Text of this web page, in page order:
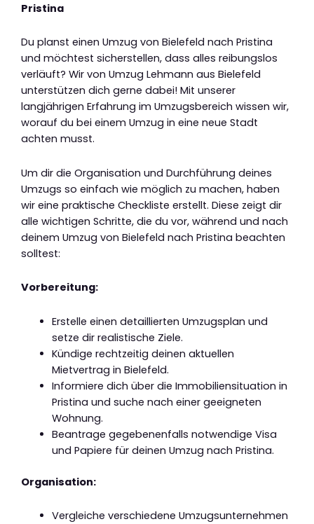
Pristina
Du planst einen Umzug von Bielefeld nach Pristina
und möchtest sicherstellen, dass alles reibungslos
verläuft? Wir von Umzug Lehmann aus Bielefeld
unterstützen dich gerne dabei! Mit unserer
langjährigen Erfahrung im Umzugsbereich wissen wir,
worauf du bei einem Umzug in eine neue Stadt
achten musst.
Um dir die Organisation und Durchführung deines
Umzugs so einfach wie möglich zu machen, haben
wir eine praktische Checkliste erstellt. Diese zeigt dir
alle wichtigen Schritte, die du vor, während und nach
deinem Umzug von Bielefeld nach Pristina beachten
solltest:
Vorbereitung:
Erstelle einen detaillierten Umzugsplan und
setze dir realistische Ziele.
Kündige rechtzeitig deinen aktuellen
Mietvertrag in Bielefeld.
Informiere dich über die Immobiliensituation in
Pristina und suche nach einer geeigneten
Wohnung.
Beantrage gegebenenfalls notwendige Visa
und Papiere für deinen Umzug nach Pristina.
Organisation:
Vergleiche verschiedene Umzugsunternehmen